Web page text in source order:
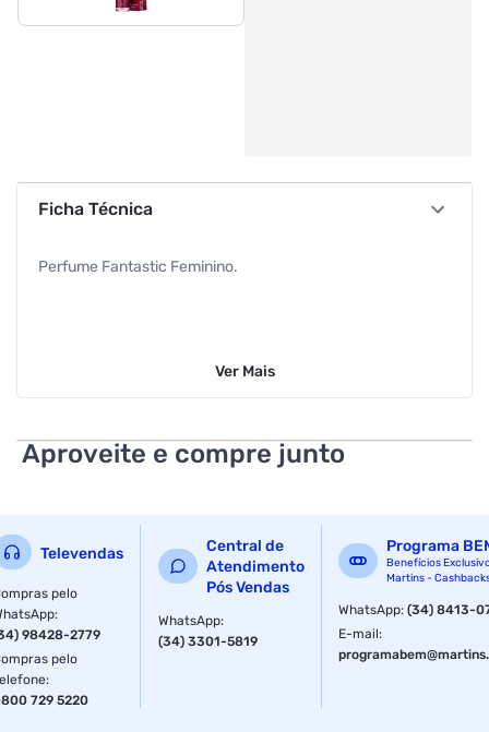
Ficha Técnica
Perfume Fantastic Feminino.
Ver Mais
Aproveite e compre junto
Televendas
pelo
:
98428-2779
pelo
:
729 5220
Central de
Atendimento
Pós Vendas
WhatsApp:
(34) 3301-5819
Programa
Benefícios
Martins -
WhatsApp:(34) 8413-
E-mail: